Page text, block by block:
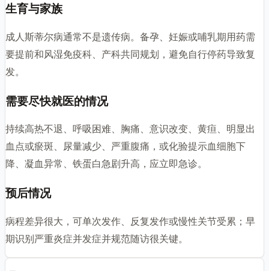
生育与家族
成人斯蒂尔病通常不是遗传病。备孕、妊娠或哺乳期用药需
要提前和风湿免疫科、产科共同规划，避免自行停药导致复
发。
需要尽快就医的情况
持续高热不退、呼吸困难、胸痛、意识改变、黄疸、明显出
血点或瘀斑、尿量减少、严重腹痛，或化验提示血细胞下
降、凝血异常、铁蛋白急剧升高，应立即急诊。
预后情况
病程差异很大，可单次发作、反复发作或慢性关节受累；早
期识别严重炎症并发症并规范随访很关键。